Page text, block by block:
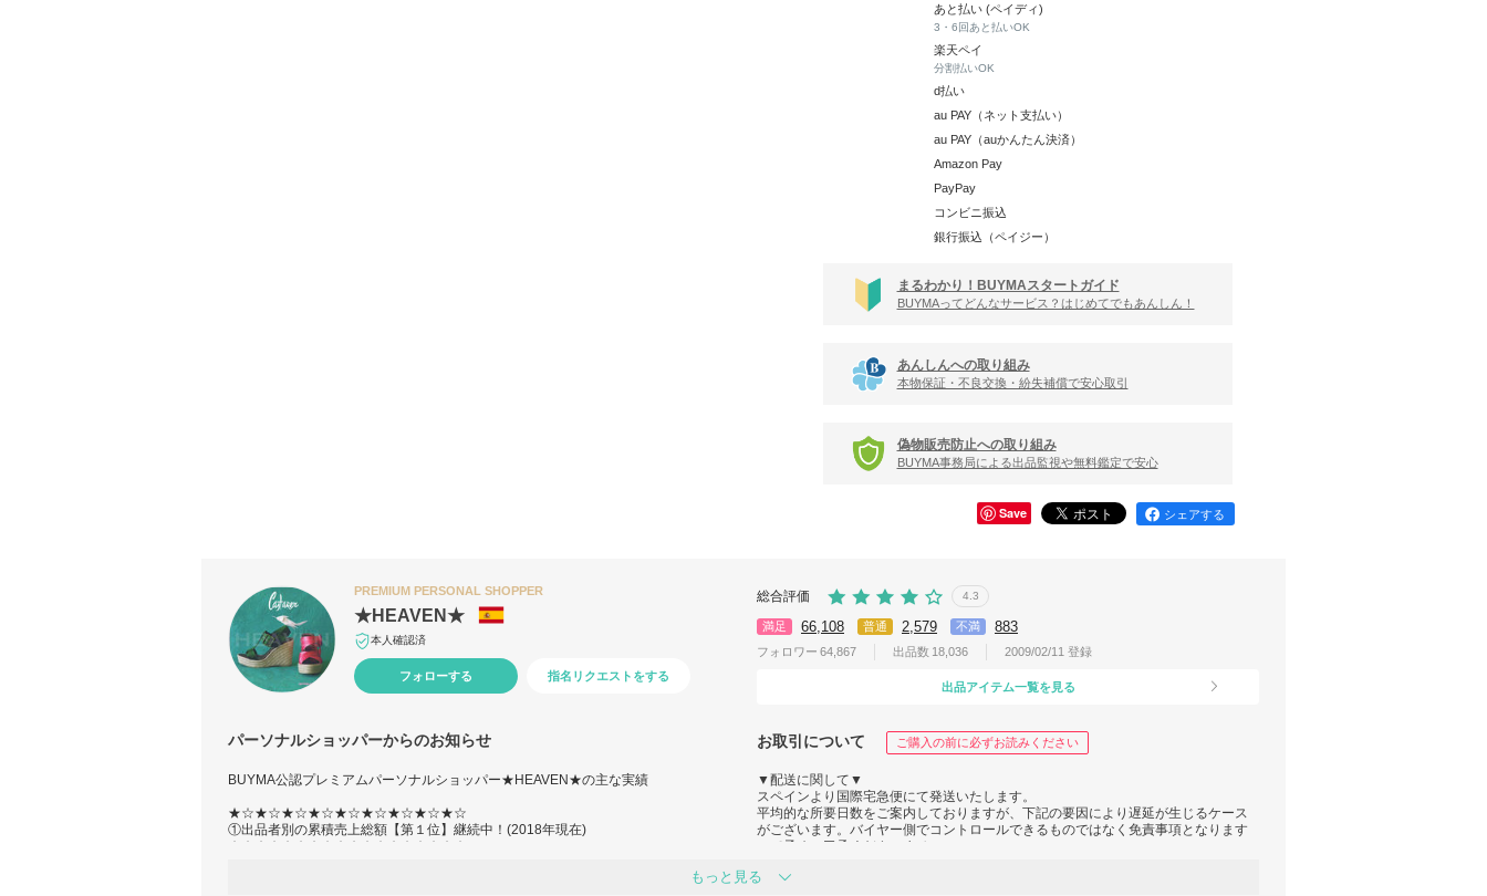
あと払い (ペイディ)
3・6回あと払いOK
楽天ペイ
分割払いOK
d払い
au PAY（ネット支払い）
au PAY（auかんたん決済）
Amazon Pay
PayPay
コンビニ振込
銀行振込（ペイジー）
まるわかり！BUYMAスタートガイド
BUYMAってどんなサービス？はじめてでもあんしん！
あんしんへの取り組み
本物保証・不良交換・紛失補償で安心取引
偽物販売防止への取り組み
BUYMA事務局による出品監視や無料鑑定で安心
Save シェアする
PREMIUM PERSONAL SHOPPER
★HEAVEN★
本人確認済
フォローする 指名リクエストをする
総合評価 4.3
満足 66,108 普通 2,579 不満 883
フォロワー 64,867 出品数 18,036 2009/02/11 登録
出品アイテム一覧を見る
パーソナルショッパーからのお知らせ お取引について ご購入の前に必ずお読みください
BUYMA公認プレミアムパーソナルショッパー★HEAVEN★の主な実績
★☆★☆★☆★☆★☆★☆★☆★☆★☆
①出品者別の累積売上総額【第１位】継続中！(2018年現在)
★☆★☆★☆★☆★☆★☆★☆★☆★☆
▼配送に関して▼
スペインより国際宅急便にて発送いたします。
平均的な所要日数をご案内しておりますが、下記の要因により遅延が生じるケース
がございます。バイヤー側でコントロールできるものではなく免責事項となります
ので予めご了承くださいませ。
び冬期休暇時期にまたがる配送等）
もっと見る